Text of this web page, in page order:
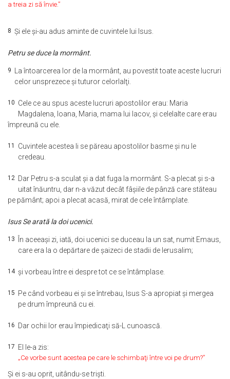
a treia zi să învie.”
8 Şi ele şi-au adus aminte de cuvintele lui Isus.
Petru se duce la mormânt.
9
La întoarcerea lor de la mormânt, au povestit toate aceste lucruri
celor unsprezece şi tuturor celorlalţi.
10 Cele ce au spus aceste lucruri apostolilor erau: Maria
Magdalena, Ioana, Maria, mama lui Iacov, şi celelalte care erau
împreună cu ele.
11 Cuvintele acestea li se păreau apostolilor basme şi nu le
credeau.
12 Dar Petru s-a sculat şi a dat fuga la mormânt. S-a plecat şi s-a
uitat înăuntru, dar n-a văzut decât fâşiile de pânză care stăteau
pe pământ; apoi a plecat acasă, mirat de cele întâmplate.
Isus Se arată la doi ucenici.
13
În aceeaşi zi, iată, doi ucenici se duceau la un sat, numit Emaus,
care era la o depărtare de şaizeci de stadii de Ierusalim;
14 şi vorbeau între ei despre tot ce se întâmplase.
15 Pe când vorbeau ei şi se întrebau, Isus S-a apropiat şi mergea
pe drum împreună cu ei.
16 Dar ochii lor erau împiedicaţi să-L cunoască.
17 El le-a zis:
„Ce vorbe sunt acestea pe care le schimbaţi între voi pe drum?”
Şi ei s-au oprit, uitându-se trişti.